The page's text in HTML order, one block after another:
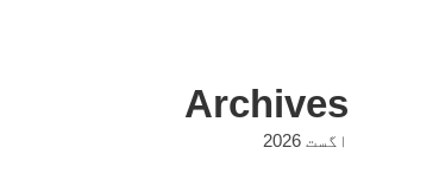
Archives
اگست 2026